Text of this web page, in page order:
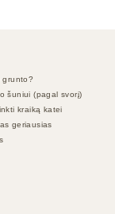
grunto?
šuniui (pagal svorį)
kraiką katei
geriausias